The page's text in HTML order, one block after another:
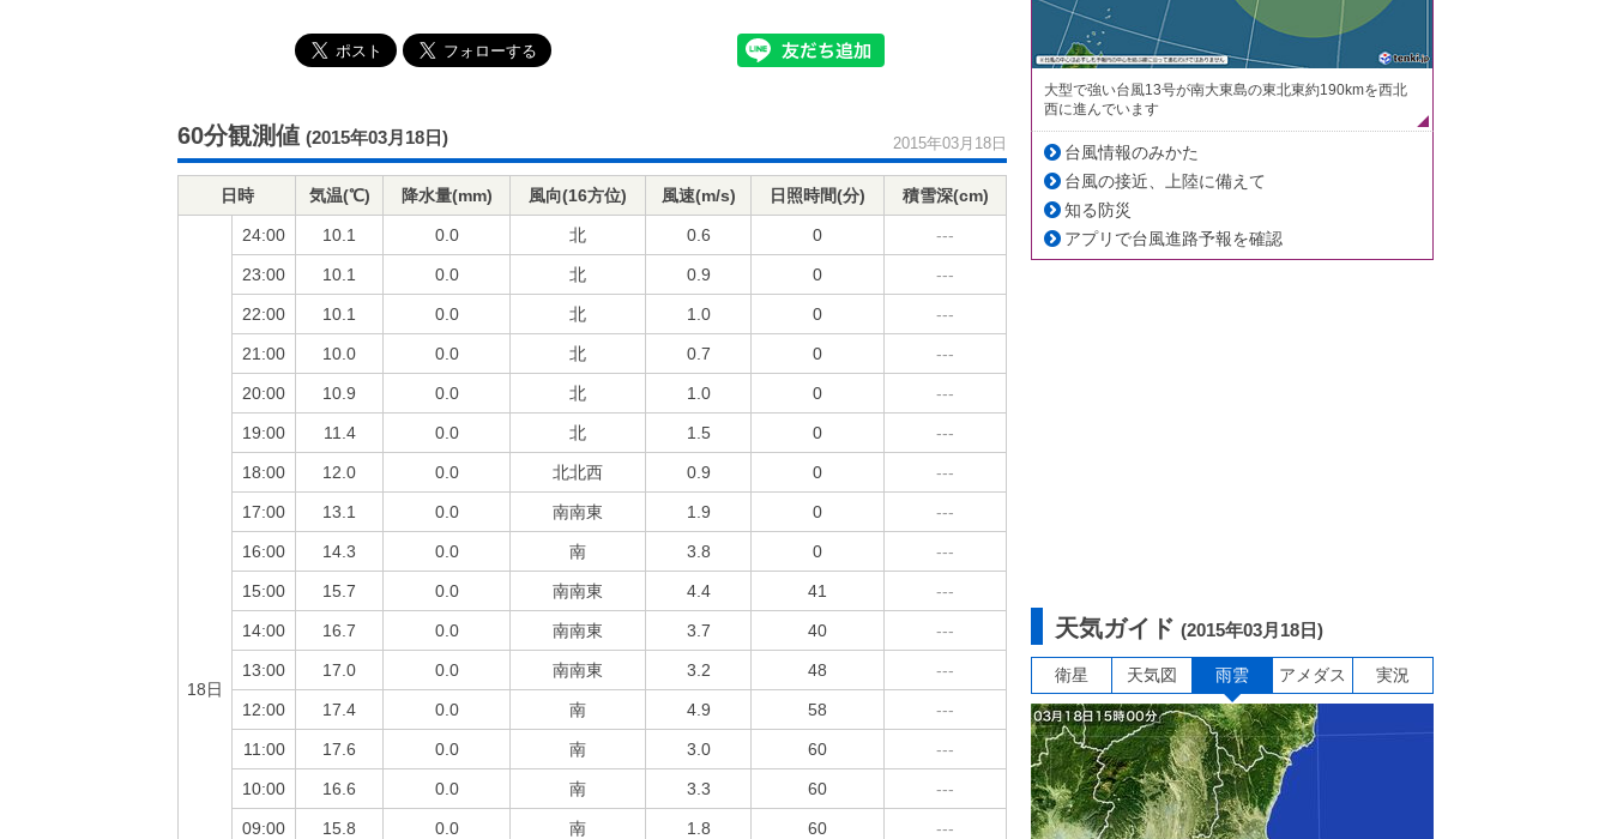
60分観測値 (2015年03月18日) 2015年03月18日
日時 気温(℃) 降水量(mm) 風向(16方位) 風速(m/s) 日照時間(分) 積雪深(cm)
18日
24:00 10.1 0.0 北 0.6 0 ---
23:00 10.1 0.0 北 0.9 0 ---
22:00 10.1 0.0 北 1.0 0 ---
21:00 10.0 0.0 北 0.7 0 ---
20:00 10.9 0.0 北 1.0 0 ---
19:00 11.4 0.0 北 1.5 0 ---
18:00 12.0 0.0 北北西 0.9 0 ---
17:00 13.1 0.0 南南東 1.9 0 ---
16:00 14.3 0.0 南 3.8 0 ---
15:00 15.7 0.0 南南東 4.4 41 ---
14:00 16.7 0.0 南南東 3.7 40 ---
13:00 17.0 0.0 南南東 3.2 48 ---
12:00 17.4 0.0 南 4.9 58 ---
11:00 17.6 0.0 南 3.0 60 ---
10:00 16.6 0.0 南 3.3 60 ---
09:00 15.8 0.0 南 1.8 60 ---
大型で強い台風13号が南大東島の東北東約190kmを西北
西に進んでいます
台風情報のみかた
台風の接近、上陸に備えて
知る防災
アプリで台風進路予報を確認
天気ガイド (2015年03月18日)
衛星 天気図 雨雲 アメダス 実況